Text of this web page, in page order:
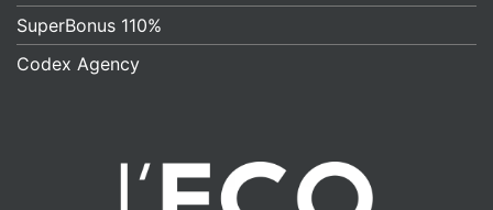
SuperBonus 110%
Codex Agency